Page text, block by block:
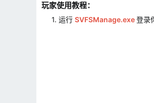
玩家使用教程：​
1. 运行 SVFSManage.exe登录